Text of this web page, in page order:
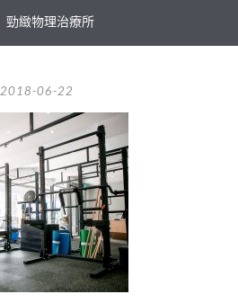
勁緻物理治療所
2018-06-22